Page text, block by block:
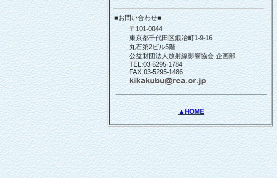
■お問い合わせ■
〒101-0044
東京都千代田区鍛冶町1-9-16
丸石第2ビル5階
公益財団法人放射線影響協会 企画部
TEL:03-5295-1784
FAX:03-5295-1486
▲HOME